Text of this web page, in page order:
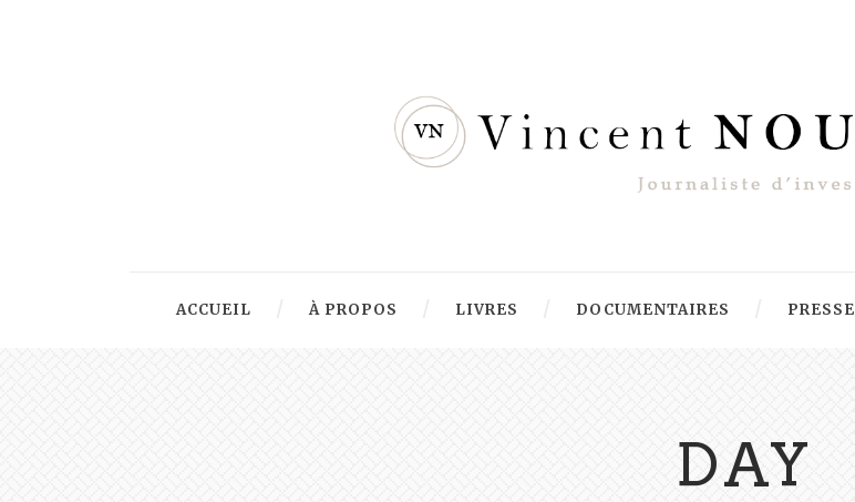
ACCUEIL À PROPOS LIVRES DOCUMENTAIRES PRESSE
DAY